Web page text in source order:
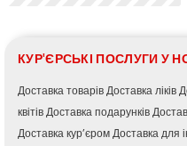
КУР'ЄРСЬКІ ПОСЛУГИ У
Доставка товарівДоставка ліків
квітівДоставка подарунків
Доставка кур’єромДоставка для